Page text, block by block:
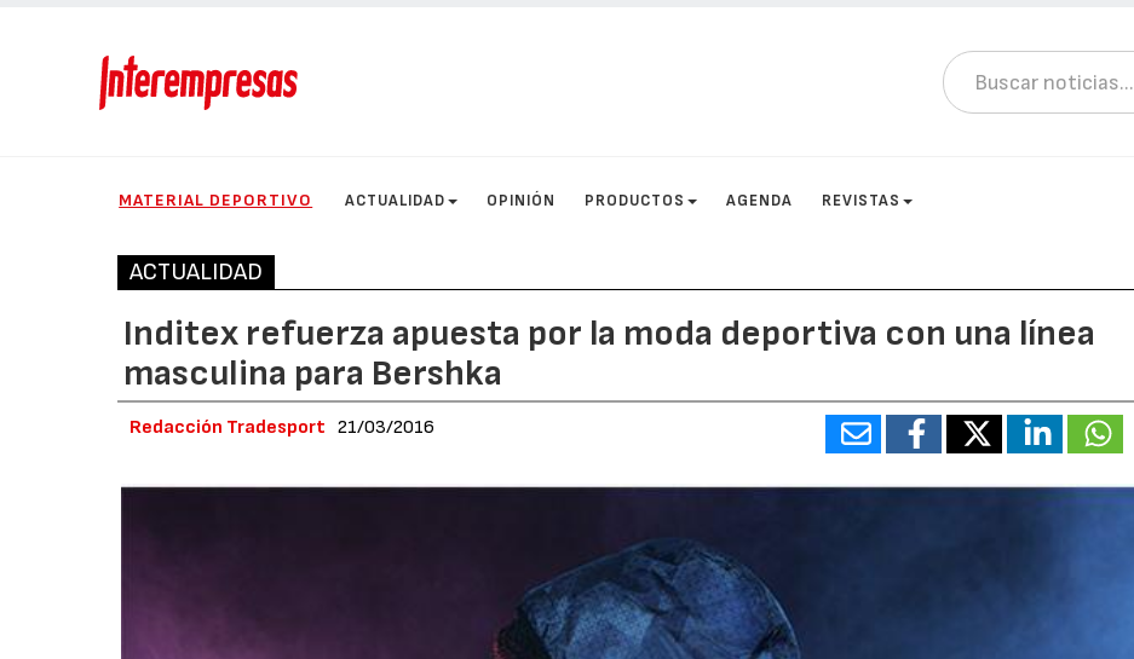
MATERIAL DEPORTIVO ACTUALIDAD OPINIÓN PRODUCTOS AGENDA REVISTAS
ACTUALIDAD
Inditex refuerza apuesta por la moda deportiva con una línea
masculina para Bershka
Redacción Tradesport 21/03/2016